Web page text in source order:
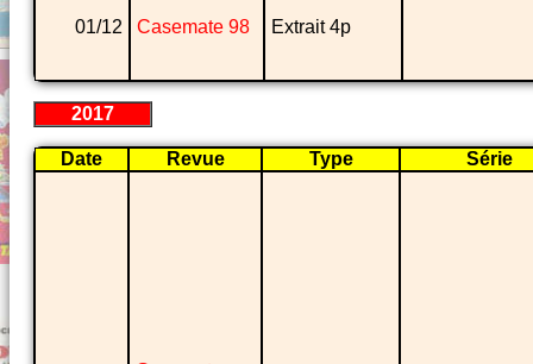
01/12 Casemate 98 Extrait 4p
2017
Date Revue Type Série